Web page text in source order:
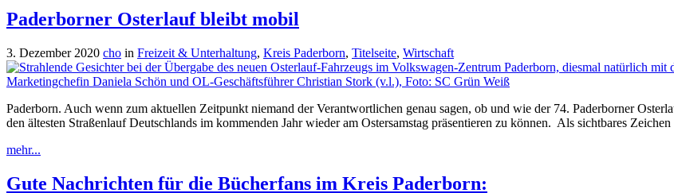
Paderborner Osterlauf bleibt mobil
3. Dezember 2020 cho in Freizeit & Unterhaltung, Kreis Paderborn, Titelseite, Wirtschaft
Paderborn. Auch wenn zum aktuellen Zeitpunkt niemand der Verantwortlichen genau sagen, ob und wie der 74. Paderborner
den ältesten Straßenlauf Deutschlands im kommenden Jahr wieder am Ostersamstag präsentieren zu können. Als sichtbares
mehr...
Gute Nachrichten für die Bücherfans im Kreis Paderborn: